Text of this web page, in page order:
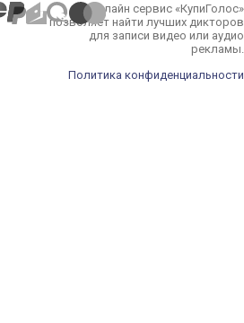
Онлайн сервис «КупиГолос»
позволяет найти лучших дикторов
для записи видео или аудио
рекламы.
Политика конфиденциальности